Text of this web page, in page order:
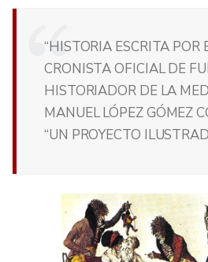
“HISTORIA ESCRITA POR
CRONISTA OFICIAL DE
HISTORIADOR DE LA
MANUEL LÓPEZ GÓMEZ
“UN PROYECTO